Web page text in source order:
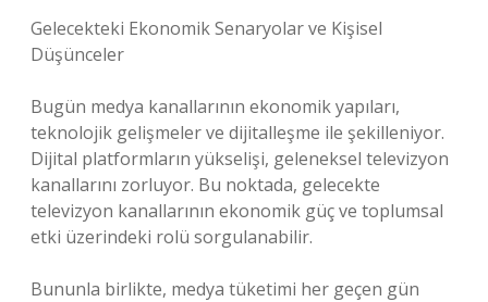
Gelecekteki Ekonomik Senaryolar ve Kişisel
Düşünceler
Bugün medya kanallarının ekonomik yapıları,
teknolojik gelişmeler ve dijitalleşme ile şekilleniyor.
Dijital platformların yükselişi, geleneksel televizyon
kanallarını zorluyor. Bu noktada, gelecekte
televizyon kanallarının ekonomik güç ve toplumsal
etki üzerindeki rolü sorgulanabilir.
Bununla birlikte, medya tüketimi her geçen gün